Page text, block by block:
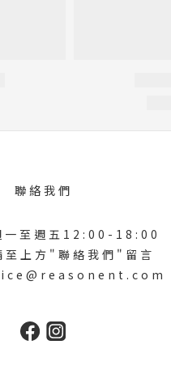
聯絡我們
一至週五12:00-18:00
至上方"聯絡我們"留言